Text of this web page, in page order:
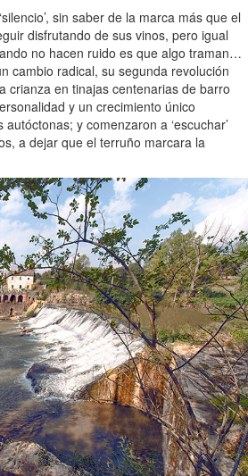
sin saber de la marca más que el
disfrutando de sus vinos, pero igual
no hacen ruido es que algo traman…
cambio radical, su segunda revolución
crianza en tinajas centenarias de barro
y un crecimiento único
y comenzaron a ‘escuchar’
a dejar que el terruño marcara la